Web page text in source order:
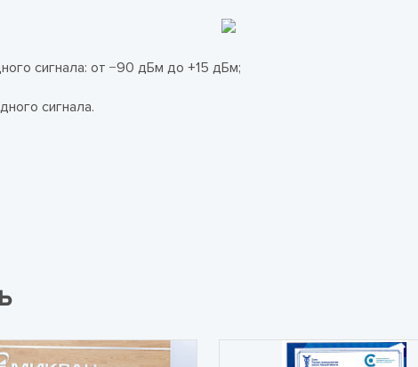
сигнала: от −90 дБм до +15 дБм;
сигнала.